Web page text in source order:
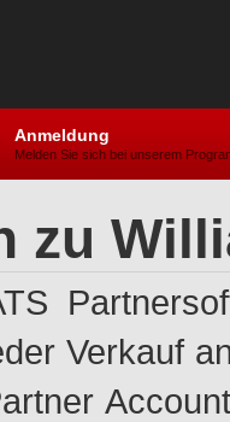
Anmeldung
Melden Sie sich bei unserem
zu
Verkauf